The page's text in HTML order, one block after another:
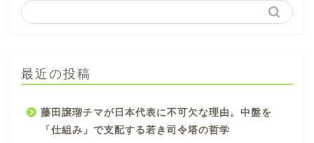
最近の投稿
藤田譲瑠チマが日本代表に不可欠な理由。中盤を
「仕組み」で支配する若き司令塔の哲学